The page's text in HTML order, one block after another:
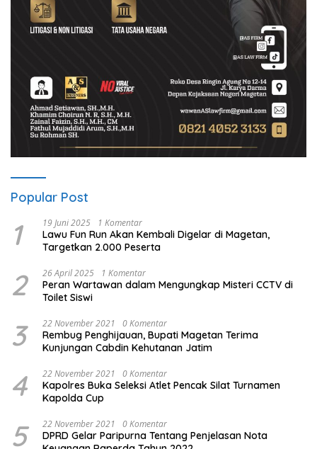
Popular Post
1 19 Juni 2025 1 Komentar
Lawu Fun Run Akan Kembali Digelar di Magetan,
Targetkan 2.000 Peserta
2 26 April 2025 1 Komentar
Peran Wartawan dalam Mengungkap Misteri CCTV di
Toilet Siswi
3 22 November 2021 0 Komentar
Rembug Penghijauan, Bupati Magetan Terima
Kunjungan Cabdin Kehutanan Jatim
4 22 November 2021 0 Komentar
Kapolres Buka Seleksi Atlet Pencak Silat Turnamen
Kapolda Cup
5 22 November 2021 0 Komentar
DPRD Gelar Paripurna Tentang Penjelasan Nota